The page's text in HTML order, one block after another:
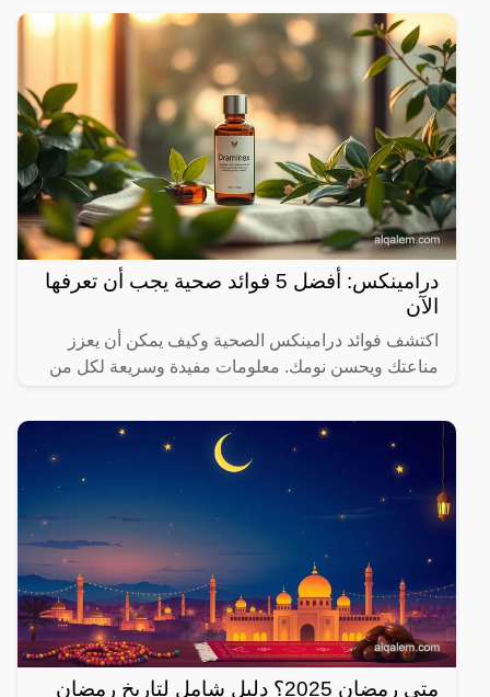
والمتطلبات الأمنية لتركيب نظام المراقبة والمواصفات
درامينكس: أفضل 5 فوائد صحية يجب أن تعرفها
الآن
اكتشف فوائد درامينكس الصحية وكيف يمكن أن يعزز
مناعتك ويحسن نومك. معلومات مفيدة وسريعة لكل من
متى رمضان 2025؟ دليل شامل لتاريخ رمضان